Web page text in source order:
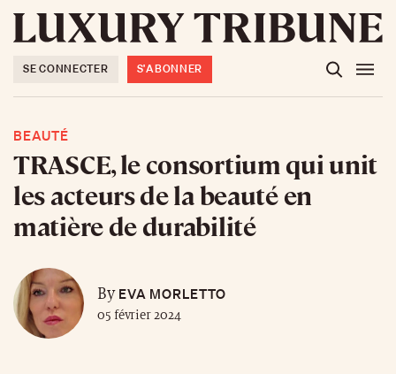
SE CONNECTER S'ABONNER
BEAUTÉ
TRASCE, le consortium qui unit
les acteurs de la beauté en
matière de durabilité
ByEVA MORLETTO
05 février 2024